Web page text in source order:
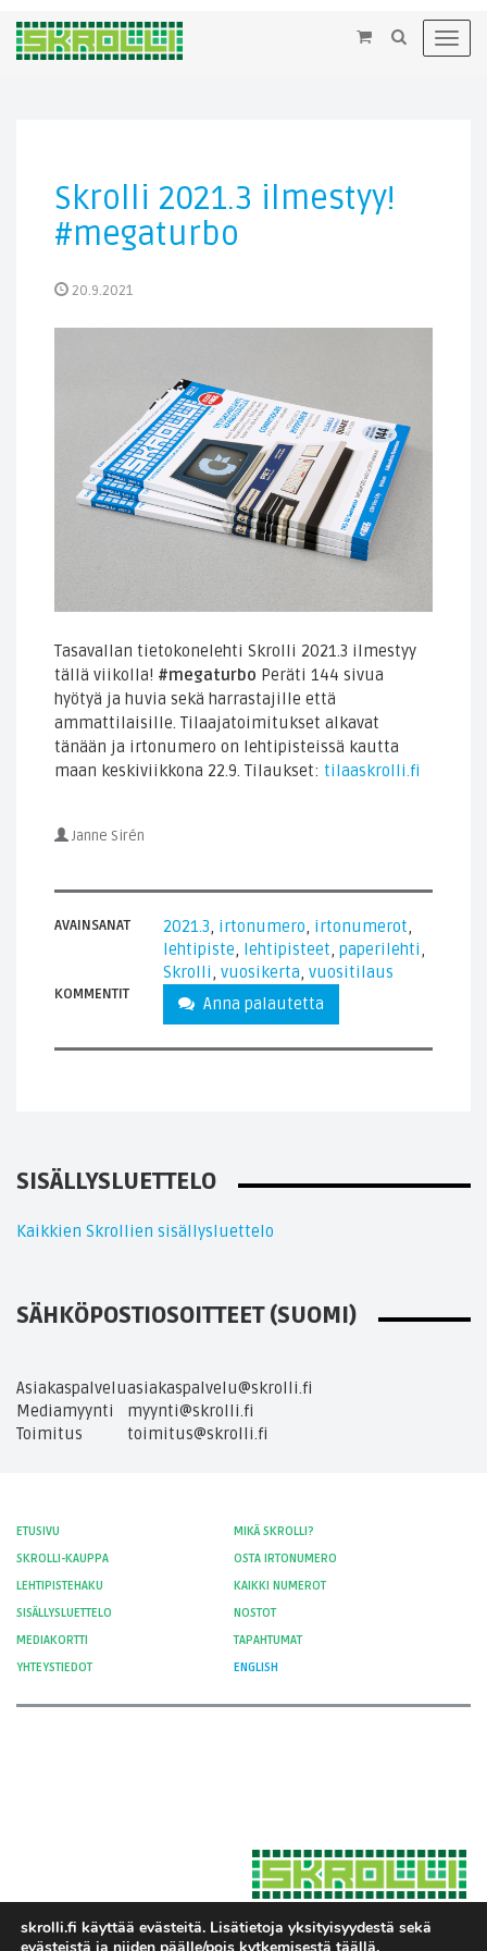
×
Skrolli 2021.3 ilmestyy!
#megaturbo
20.9.2021
Tasavallan tietokonelehti Skrolli 2021.3 ilmestyy
tällä viikolla! #megaturbo Peräti 144 sivua
hyötyä ja huvia sekä harrastajille että
ammattilaisille. Tilaajatoimitukset alkavat
tänään ja irtonumero on lehtipisteissä kautta
maan keskiviikkona 22.9. Tilaukset: tilaaskrolli.fi
Janne Sirén
AVAINSANAT 2021.3 irtonumero irtonumerot
lehtipiste lehtipisteet paperilehti
Skrolli vuosikerta vuositilaus
KOMMENTIT Anna palautetta
SISÄLLYSLUETTELO
Kaikkien Skrollien sisällysluettelo
SÄHKÖPOSTIOSOITTEET (SUOMI)
Asiakaspalveluasiakaspalvelu@skrolli.fi
Mediamyynti
myynti@skrolli.fi
Toimitus
toimitus@skrolli.fi
ETUSIVU
MIKÄ SKROLLI?
SKROLLI-KAUPPA
OSTA IRTONUMERO
LEHTIPISTEHAKU
KAIKKI NUMEROT
SISÄLLYSLUETTELO
NOSTOT
MEDIAKORTTI
TAPAHTUMAT
YHTEYSTIEDOT
ENGLISH
skrolli.fi käyttää evästeitä. Lisätietoja yksityisyydestä sekä